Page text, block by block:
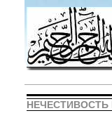
НЕЧЕСТИВОСТЬ